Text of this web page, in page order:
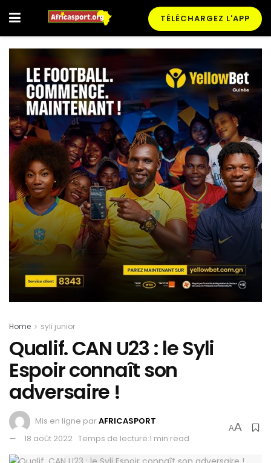
TÉLÉCHARGEZ L'APP
Home syli junior
Qualif. CAN U23 : le Syli
Espoir connaît son
adversaire !
Mis en ligne parAFRICASPORT
18 août 2022 Temps de lecture:1 min read
AA